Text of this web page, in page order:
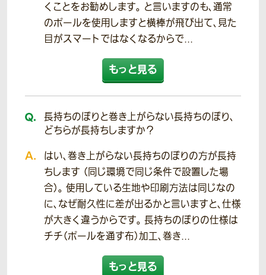
くことをお勧めします。 と言いますのも、通常
のポールを使用しますと横棒が飛び出て、見た
目がスマートではなくなるからで...
もっと見る
長持ちのぼりと巻き上がらない長持ちのぼり、
どちらが長持ちしますか？
はい、巻き上がらない長持ちのぼりの方が長持
ちします （同じ環境で同じ条件で設置した場
合）。 使用している生地や印刷方法は同じなの
に、なぜ耐久性に差が出るかと言いますと、仕様
が大きく違うからです。 長持ちのぼりの仕様は
チチ（ポールを通す布）加工、巻き...
もっと見る